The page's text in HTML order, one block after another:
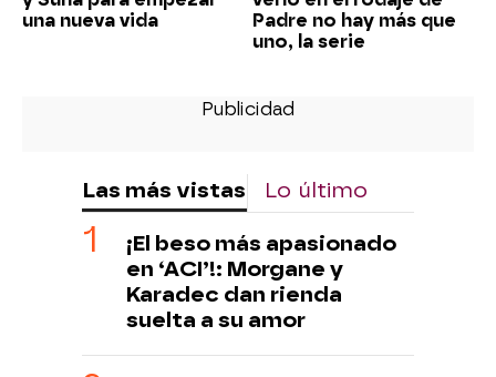
una nueva vida
Padre no hay más que
uno, la serie
Las más vistas Lo último
¡El beso más apasionado
en ‘ACI’!: Morgane y
Karadec dan rienda
suelta a su amor